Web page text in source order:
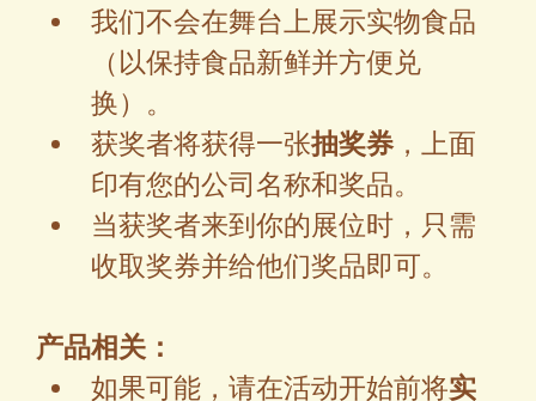
我们不会在舞台上展示实物食品
（以保持食品新鲜并方便兑
换）。
获奖者将获得一张抽奖券，上面
印有您的公司名称和奖品。
当获奖者来到你的展位时，只需
收取奖券并给他们奖品即可。
产品相关：
如果可能，请在活动开始前将实